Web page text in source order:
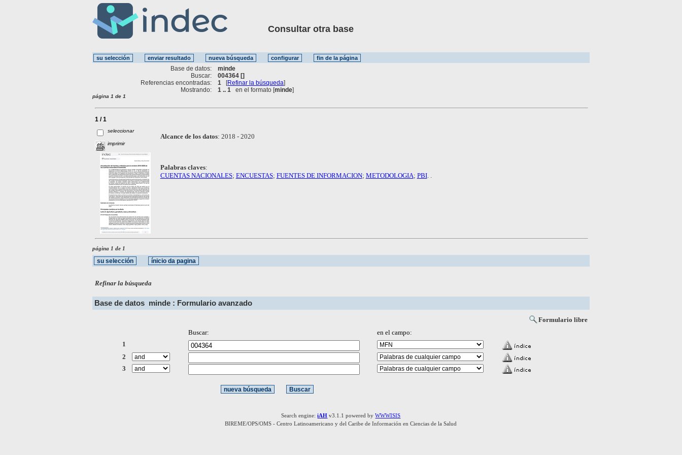
Consultar otra base
Base de datos:
minde
Buscar:
004364 []
Referencias encontradas:
1 [Refinar la búsqueda]
Mostrando:
1 .. 1 en el formato [minde]
página 1 de 1
1 / 1
seleccionar
imprimir
Alcance de los datos: 2018 - 2020
Palabras claves:
CUENTAS NACIONALES; ENCUESTAS; FUENTES DE INFORMACION; METODOLOGIA; PBI. .
página 1 de 1
Refinar la búsqueda
Base de datos minde : Formulario avanzado
Formulario libre
Buscar:
en el campo:
1
2
3
Search engine:iAH v3.1.1 powered byWWWISIS
BIREME/OPS/OMS - Centro Latinoamericano y del Caribe de Información en Ciencias de la Salud